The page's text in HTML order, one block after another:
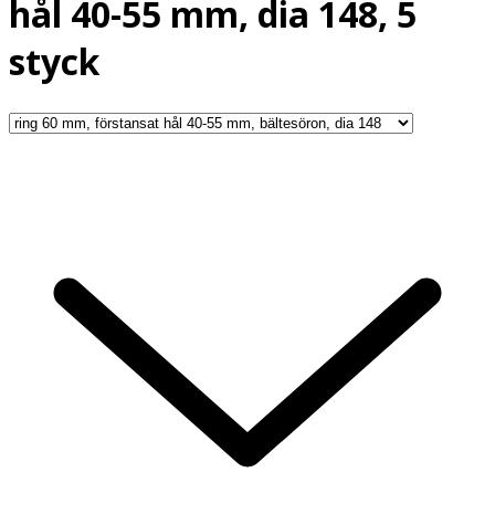
hål 40-55 mm, dia 148, 5
styck